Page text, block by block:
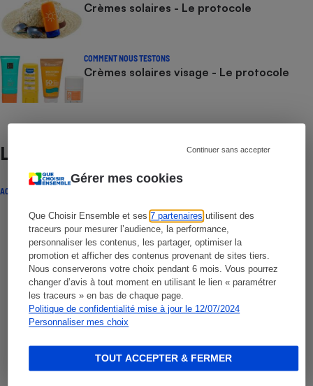
Gérer mes cookies
Que Choisir Ensemble et ses7 partenaires utilisent des
traceurs pour mesurer l’audience, la performance,
personnaliser les contenus, les partager, optimiser la
promotion et afficher des contenus provenant de sites tiers.
Nous conserverons votre choix pendant 6 mois. Vous pourrez
changer d’avis à tout moment en utilisant le lien « paramétrer
les traceurs » en bas de chaque page.
Politique de confidentialité mise à jour le 12/07/2024
Personnaliser mes choix
Continuer sans accepter
TOUT ACCEPTER & FERMER
Crèmes solaires - Le protocole
COMMENT NOUS TESTONS
Crèmes solaires visage - Le protocole
Lire aussi
ACTUALITÉ